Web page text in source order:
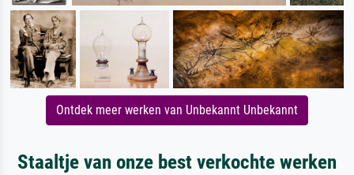
Ontdek meer werken van Unbekannt Unbekannt
Staaltje van onze best verkochte werken